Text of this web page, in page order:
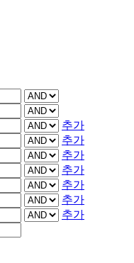
추가
추가
추가
추가
추가
추가
추가